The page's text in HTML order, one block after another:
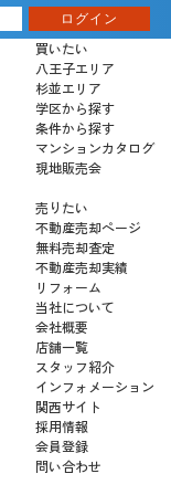
買いたい
八王子エリア
杉並エリア
学区から探す
条件から探す
マンションカタログ
現地販売会
売りたい
不動産売却ページ
無料売却査定
不動産売却実績
リフォーム
当社について
会社概要
店舗一覧
スタッフ紹介
インフォメーション
関西サイト
採用情報
会員登録
問い合わせ
ログイン